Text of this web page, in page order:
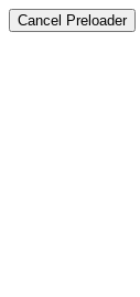
Cancel Preloader